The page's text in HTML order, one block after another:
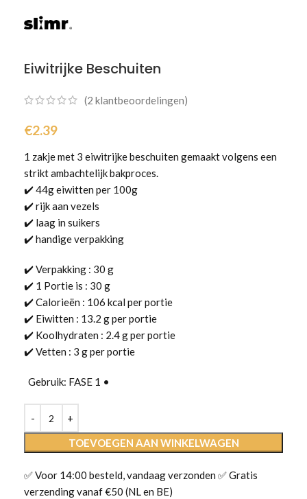
Eiwitrijke Beschuiten
(2 klantbeoordelingen)
€2.39
1 zakje met 3 eiwitrijke beschuiten gemaakt volgens een
strikt ambachtelijk bakproces.
✔️ 44g eiwitten per 100g
✔️ rijk aan vezels
✔️ laag in suikers
✔️ handige verpakking
✔️ Verpakking : 30 g
✔️ 1 Portie is : 30 g
✔️ Calorieën : 106 kcal per portie
✔️ Eiwitten : 13.2 g per portie
✔️ Koolhydraten : 2.4 g per portie
✔️ Vetten : 3 g per portie
Gebruik: FASE 1 •
TOEVOEGEN AAN WINKELWAGEN
✅ Voor 14:00 besteld, vandaag verzonden ✅ Gratis
verzending vanaf €50 (NL en BE)